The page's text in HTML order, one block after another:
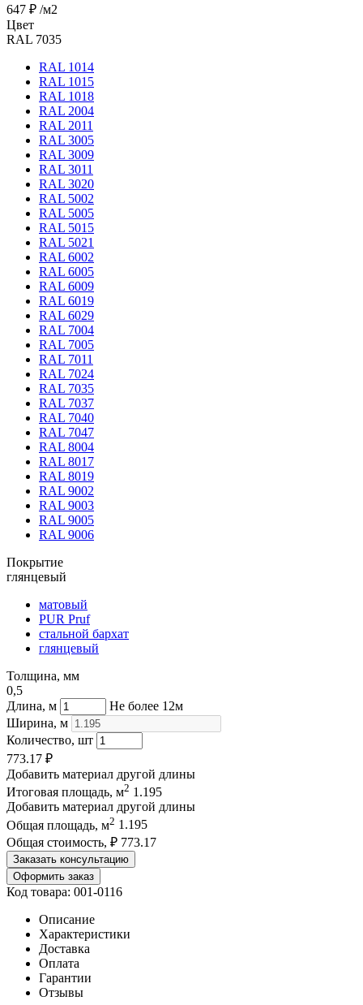
647 ₽ /м2
Цвет
RAL 7035
RAL 1014
RAL 1015
RAL 1018
RAL 2004
RAL 2011
RAL 3005
RAL 3009
RAL 3011
RAL 3020
RAL 5002
RAL 5005
RAL 5015
RAL 5021
RAL 6002
RAL 6005
RAL 6009
RAL 6019
RAL 6029
RAL 7004
RAL 7005
RAL 7011
RAL 7024
RAL 7035
RAL 7037
RAL 7040
RAL 7047
RAL 8004
RAL 8017
RAL 8019
RAL 9002
RAL 9003
RAL 9005
RAL 9006
Покрытие
глянцевый
матовый
PUR Pruf
стальной бархат
глянцевый
Толщина, мм
0,5
Длина, м
Не более 12м
Ширина, м
Количество, шт
773.17 ₽
Добавить материал другой длины
Итоговая площадь, м2 1.195
Добавить материал другой длины
Общая площадь, м2 1.195
Общая стоимость, ₽ 773.17
Заказать консультацию
Оформить заказ
Код товара: 001-0116
Описание
Характеристики
Доставка
Оплата
Гарантии
Отзывы